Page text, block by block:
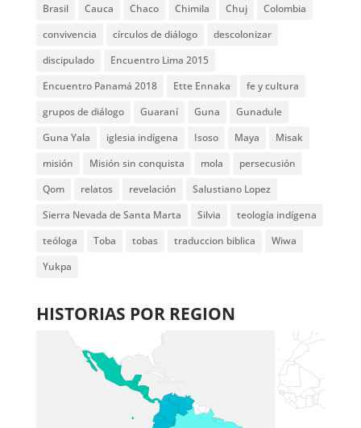
Brasil
Cauca Chaco Chimila Chuj
Colombia
convivencia
círculos de diálogo
descolonizar
discipulado
Encuentro Lima 2015
Encuentro Panamá 2018
Ette Ennaka
fe y cultura
grupos de diálogo
Guaraní Guna
Gunadule
Guna Yala
iglesia indígena Isoso Maya
Misak
misión
Misión sin conquista mola
persecusión
Qom
relatos revelación
Salustiano Lopez
Sierra Nevada de Santa Marta
Silvia
teología indígena
teóloga
Toba tobas traduccion biblica
Wiwa
Yukpa
HISTORIAS POR REGION